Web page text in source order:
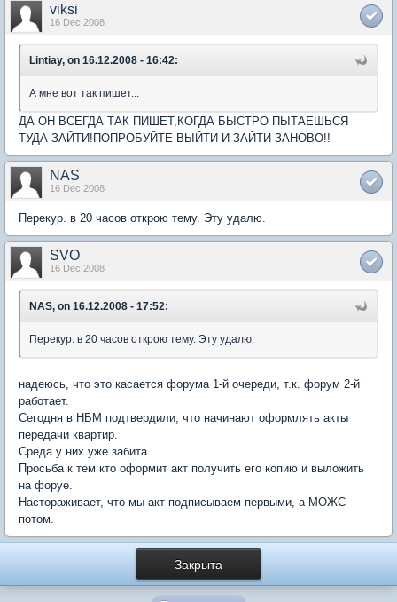
viksi
16 Dec 2008
Lintiay, on 16.12.2008 - 16:42:
А мне вот так пишет...
ДА ОН ВСЕГДА ТАК ПИШЕТ,КОГДА БЫСТРО ПЫТАЕШЬСЯ
ТУДА ЗАЙТИ!ПОПРОБУЙТЕ ВЫЙТИ И ЗАЙТИ ЗАНОВО!!
NAS
16 Dec 2008
Перекур. в 20 часов открою тему. Эту удалю.
SVO
16 Dec 2008
NAS, on 16.12.2008 - 17:52:
Перекур. в 20 часов открою тему. Эту удалю.
надеюсь, что это касается форума 1-й очереди, т.к. форум 2-й
работает.
Сегодня в НБМ подтвердили, что начинают оформлять акты
передачи квартир.
Среда у них уже забита.
Просьба к тем кто оформит акт получить его копию и выложить
на форуе.
Настораживает, что мы акт подписываем первыми, а МОЖС
потом.
Закрыта